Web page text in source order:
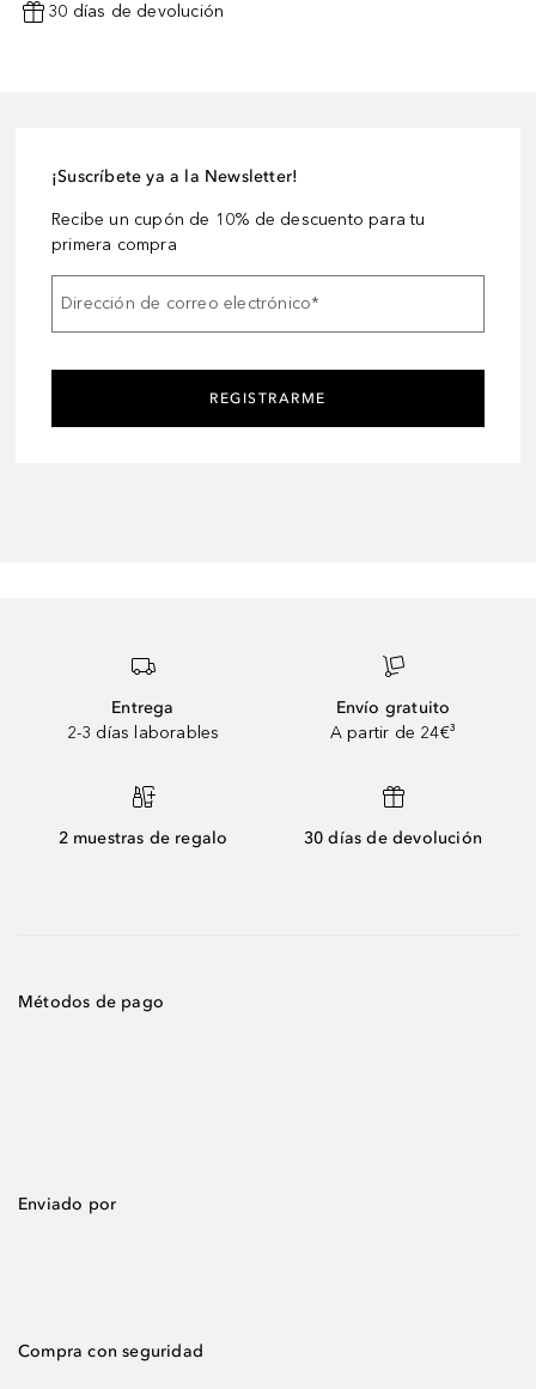
30 días de devolución
¡Suscríbete ya a la Newsletter!
Recibe un cupón de 10% de descuento para tu
primera compra
Dirección de correo electrónico*
REGISTRARME
Entrega
2-3 días laborables
Envío gratuito
A partir de 24€³
2 muestras de regalo 30 días de devolución
Métodos de pago
Enviado por
Compra con seguridad